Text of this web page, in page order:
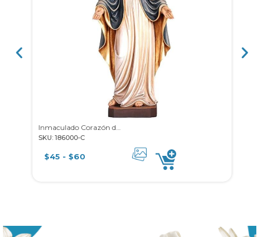
SKU: 186000-C
$45 - $60